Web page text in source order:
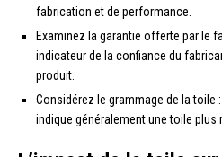
fabrication et de performance.
Examinez la garantie offerte par le
indicateur de la confiance du
produit.
Considérez le grammage de la toile
indique généralement une toile plus